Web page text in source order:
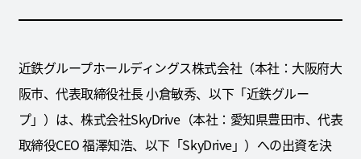
近鉄グループホールディングス株式会社（本社：大阪府大
阪市、代表取締役社長 小倉敏秀、以下「近鉄グルー
プ」）は、株式会社SkyDrive（本社：愛知県豊田市、代表
取締役CEO 福澤知浩、以下「SkyDrive」）への出資を決